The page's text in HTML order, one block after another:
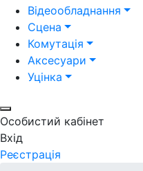
Відеообладнання
Сцена
Комутація
Аксесуари
Уцінка
Особистий кабінет
Вхід
Реєстрація